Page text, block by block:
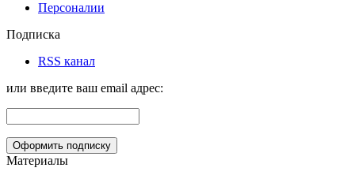
Персоналии
Подписка
RSS канал
или введите ваш email адрес:
Материалы